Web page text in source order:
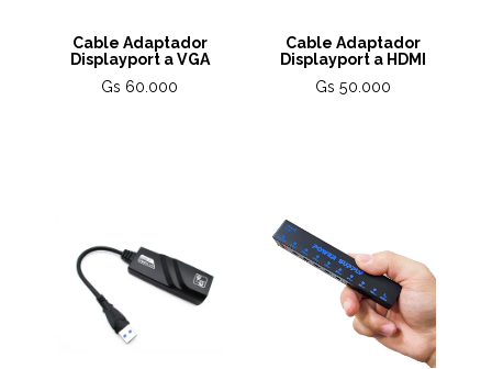
Cable Adaptador
Displayport a VGA
Gs 60.000
Cable Adaptador
Displayport a HDMI
Gs 50.000